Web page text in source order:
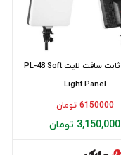
پنل نور ثابت سافت لايت PL-48 Soft
Light Panel
6150000 تومان
3,150,000 تومان